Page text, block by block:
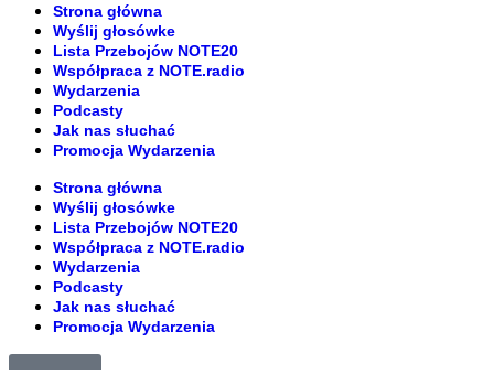
Strona główna
Wyślij głosówke
Lista Przebojów NOTE20
Współpraca z NOTE.radio
Wydarzenia
Podcasty
Jak nas słuchać
Promocja Wydarzenia
Strona główna
Wyślij głosówke
Lista Przebojów NOTE20
Współpraca z NOTE.radio
Wydarzenia
Podcasty
Jak nas słuchać
Promocja Wydarzenia
£0.00